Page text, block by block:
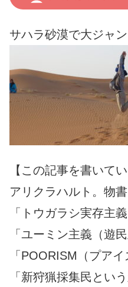
サハラ砂漠で大ジャ
【この記事を書いてい
アリクラハルト。物書
「トウガラシ実存主義
「ユーミン主義（遊民
「POORISM（プア
「新狩猟採集民とい